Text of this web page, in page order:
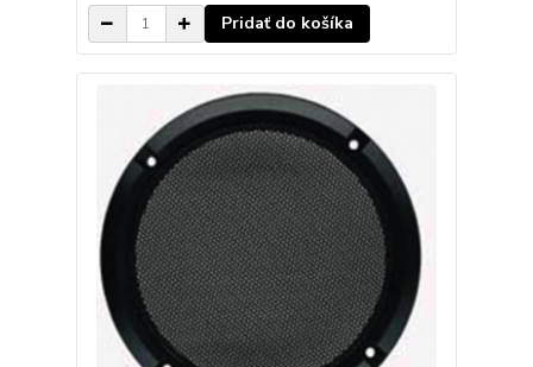
Pridať do košíka